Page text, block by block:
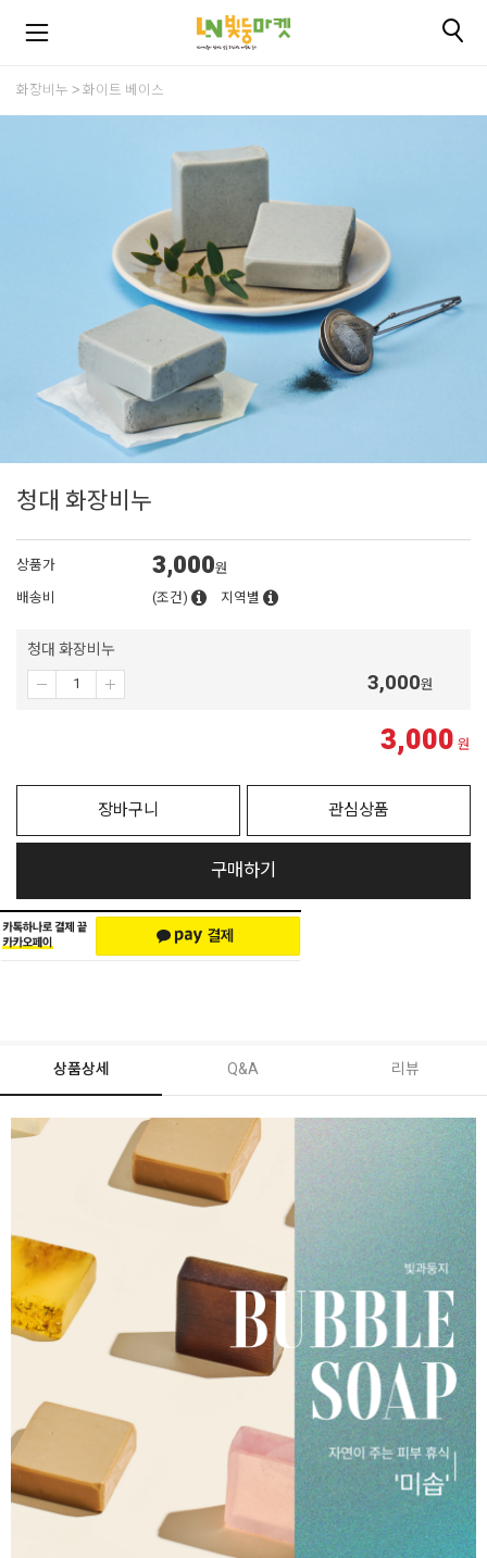
화장비누 화이트 베이스
청대 화장비누
상품가 3,000원
배송비
(조건) 지역별
청대 화장비누
3,000원
3,000 원
장바구니 관심상품
구매하기
상품상세 Q&A 리뷰